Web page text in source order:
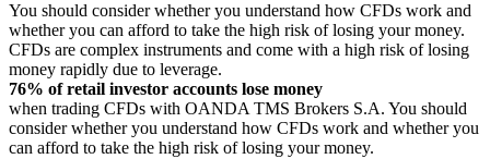
You should consider whether you understand how CFDs work and
whether you can afford to take the high risk of losing your money.
CFDs are complex instruments and come with a high risk of losing
money rapidly due to leverage.
76% of retail investor accounts lose money
when trading CFDs with OANDA TMS Brokers S.A. You should
consider whether you understand how CFDs work and whether you
can afford to take the high risk of losing your money.